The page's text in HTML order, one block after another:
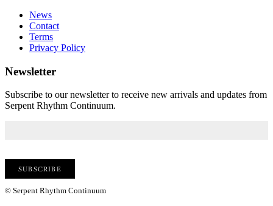
News
Contact
Terms
Privacy Policy
Newsletter
Subscribe to our newsletter to receive new arrivals and updates from
Serpent Rhythm Continuum.
© Serpent Rhythm Continuum